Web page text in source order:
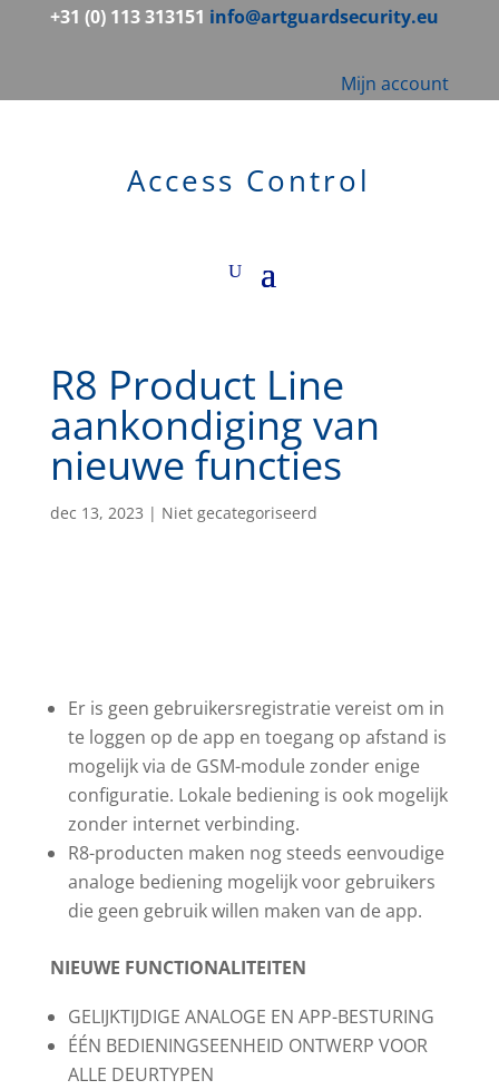
+31 (0) 113 313151 info@artguardsecurity.eu
Mijn account
Access Control
R8 Product Line
aankondiging van
nieuwe functies
dec 13, 2023 | Niet gecategoriseerd
Er is geen gebruikersregistratie vereist om in
te loggen op de app en toegang op afstand is
mogelijk via de GSM-module zonder enige
configuratie. Lokale bediening is ook mogelijk
zonder internet verbinding.
R8-producten maken nog steeds eenvoudige
analoge bediening mogelijk voor gebruikers
die geen gebruik willen maken van de app.
NIEUWE FUNCTIONALITEITEN
GELIJKTIJDIGE ANALOGE EN APP-BESTURING
ÉÉN BEDIENINGSEENHEID ONTWERP VOOR
ALLE DEURTYPEN